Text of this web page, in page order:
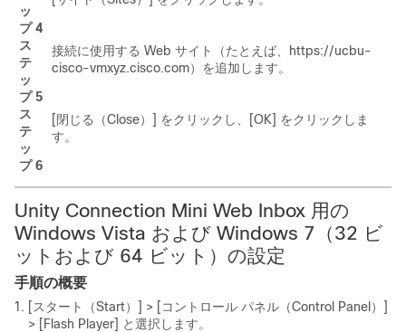
ッ
プ 4
ス
テ
ッ
プ 5
接続に使用する Web サイト（たとえば、https://ucbu-
cisco-vmxyz.cisco.com）を追加します。
ス
テ
ッ
プ 6
[閉じる（Close）] をクリックし、[OK] をクリックしま
す。
Unity Connection Mini Web Inbox 用の
Windows Vista および Windows 7（32 ビ
ットおよび 64 ビット）の設定
手順の概要
[スタート（Start）] > [コントロール パネル（Control Panel）]
> [Flash Player] と選択します。